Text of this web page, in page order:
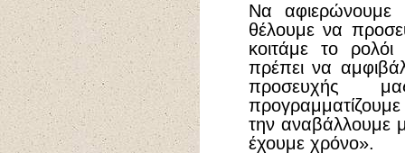
Να
θέλουμε να
κοιτάμε το
πρέπει να
προσευχής
την αναβάλλουμε
έχουμε χρόνο».